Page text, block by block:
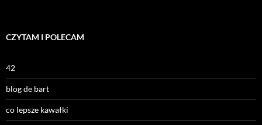
CZYTAM I POLECAM
42
blog de bart
co lepsze kawałki